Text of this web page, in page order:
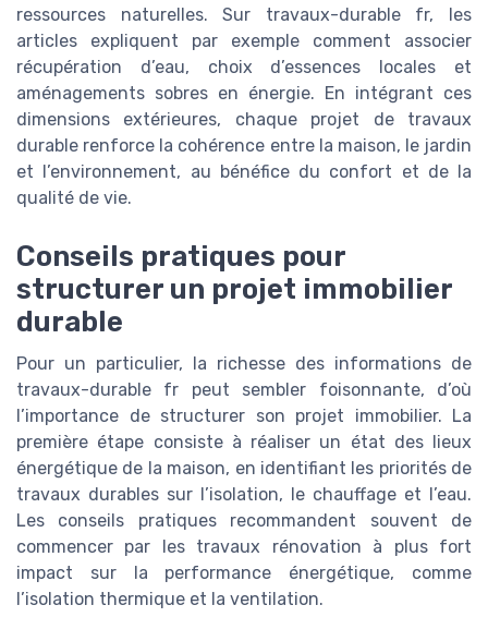
ressources naturelles. Sur travaux-durable fr, les
articles expliquent par exemple comment associer
récupération d’eau, choix d’essences locales et
aménagements sobres en énergie. En intégrant ces
dimensions extérieures, chaque projet de travaux
durable renforce la cohérence entre la maison, le jardin
et l’environnement, au bénéfice du confort et de la
qualité de vie.
Conseils pratiques pour
structurer un projet immobilier
durable
Pour un particulier, la richesse des informations de
travaux-durable fr peut sembler foisonnante, d’où
l’importance de structurer son projet immobilier. La
première étape consiste à réaliser un état des lieux
énergétique de la maison, en identifiant les priorités de
travaux durables sur l’isolation, le chauffage et l’eau.
Les conseils pratiques recommandent souvent de
commencer par les travaux rénovation à plus fort
impact sur la performance énergétique, comme
l’isolation thermique et la ventilation.